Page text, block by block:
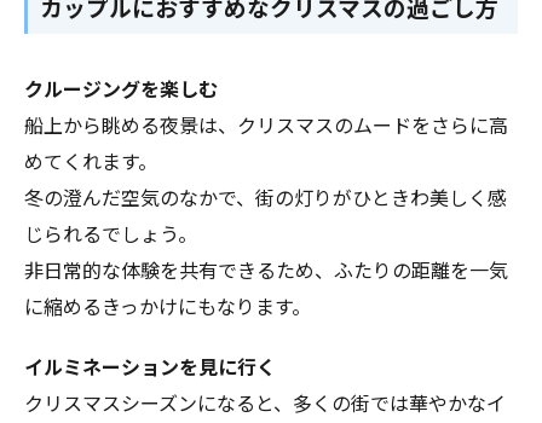
カップルにおすすめなクリスマスの過ごし方
クルージングを楽しむ
船上から眺める夜景は、クリスマスのムードをさらに高
めてくれます。
冬の澄んだ空気のなかで、街の灯りがひときわ美しく感
じられるでしょう。
非日常的な体験を共有できるため、ふたりの距離を一気
に縮めるきっかけにもなります。
イルミネーションを見に行く
クリスマスシーズンになると、多くの街では華やかなイ